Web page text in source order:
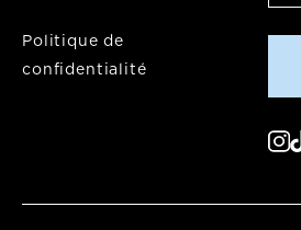
Politique de
confidentialité